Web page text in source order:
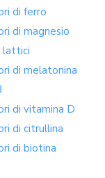
di ferro
di magnesio
lattici
di melatonina
di vitamina D
di citrullina
di biotina